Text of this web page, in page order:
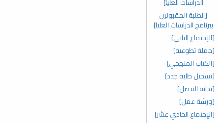
الدراسات العليا]
[الطلبة المقبولين
ببرنامج الدراسات العليا]
[الإجتماع الثاني]
[حملة تطوعية]
[الكتاب المنهجي]
[تسجيل طلبة جدد]
[بداية الفصل]
[ورشة عمل]
[الإجتماع الحادي عشر]